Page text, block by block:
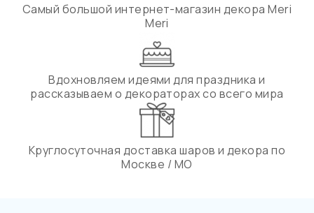
Самый большой интернет-магазин декора Meri
Meri
Вдохновляем идеями для праздника и
рассказываем о декораторах со всего мира
Круглосуточная доставка шаров и декора по
Москве / МО